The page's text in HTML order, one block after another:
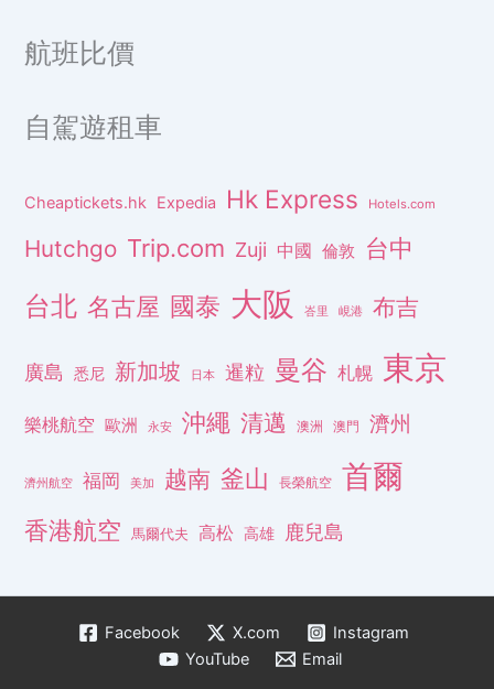
航班比價
自駕遊租車
Cheaptickets.hk Expedia Hk Express Hotels.com
Hutchgo Trip.com Zuji 中國 倫敦 台中
台北 名古屋 國泰 大阪 峇里 峴港 布吉
廣島 悉尼 新加坡 日本 暹粒 曼谷 札幌 東京
樂桃航空 歐洲 永安 沖繩 清邁 澳洲 澳門 濟州
濟州航空 福岡 美加 越南 釜山 長榮航空 首爾
香港航空 馬爾代夫 高松 高雄 鹿兒島
Facebook X.com
Instagram
YouTube
Email